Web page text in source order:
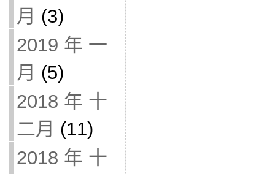
月 (3)
2019 年 一
月 (5)
2018 年 十
二月 (11)
2018 年 十